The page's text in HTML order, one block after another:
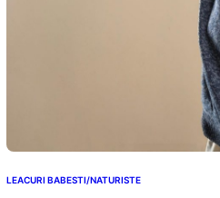
LEACURI BABESTI/NATURISTE